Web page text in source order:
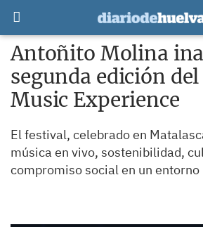
Antoñito Molina
segunda edición
Music Experience
El festival, celebrado en
música en vivo, sostenibilidad,
compromiso social en un